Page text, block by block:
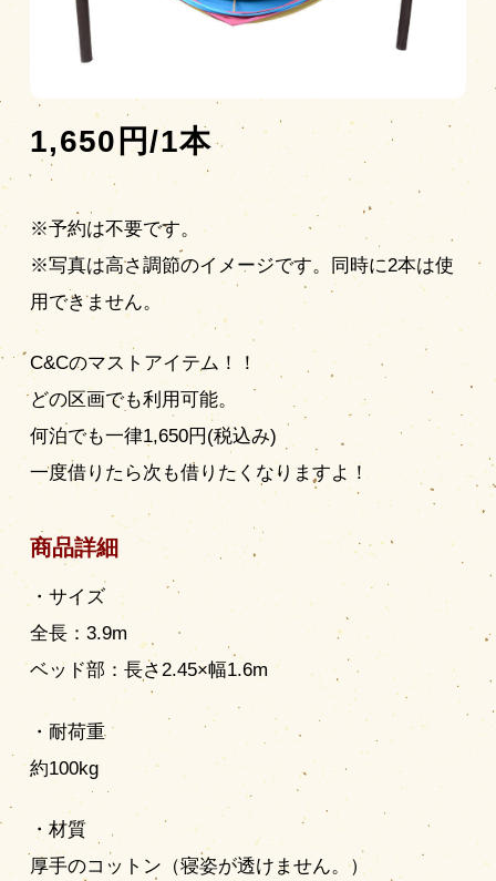
1,650円/1本
※予約は不要です。
※写真は高さ調節のイメージです。同時に2本は使
用できません。
C&Cのマストアイテム！！
どの区画でも利用可能。
何泊でも一律1,650円(税込み)
一度借りたら次も借りたくなりますよ！
商品詳細
・サイズ
全長：3.9m
ベッド部：長さ2.45×幅1.6m
・耐荷重
約100kg
・材質
厚手のコットン（寝姿が透けません。）